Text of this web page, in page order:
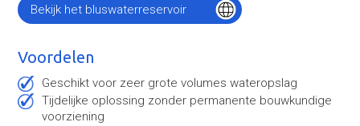
Bekijk het bluswaterreservoir
Voordelen
Geschikt voor zeer grote volumes wateropslag
Tijdelijke oplossing zonder permanente bouwkundige
voorziening